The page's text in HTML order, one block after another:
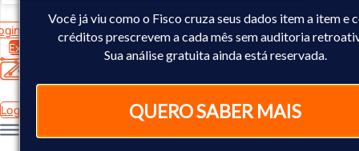
Você já viu como o Fisco cruza seus dados item a item e
créditos prescrevem a cada mês sem auditoria
Sua análise gratuita ainda está reservada.
QUERO SABER MAIS
Experimente Grátis
Login